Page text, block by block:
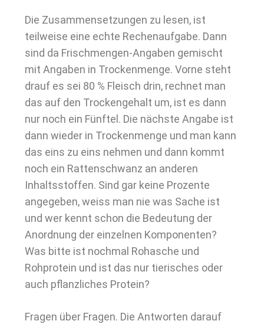
Die Zusammensetzungen zu lesen, ist
teilweise eine echte Rechenaufgabe. Dann
sind da Frischmengen-Angaben gemischt
mit Angaben in Trockenmenge. Vorne steht
drauf es sei 80 % Fleisch drin, rechnet man
das auf den Trockengehalt um, ist es dann
nur noch ein Fünftel. Die nächste Angabe ist
dann wieder in Trockenmenge und man kann
das eins zu eins nehmen und dann kommt
noch ein Rattenschwanz an anderen
Inhaltsstoffen. Sind gar keine Prozente
angegeben, weiss man nie was Sache ist
und wer kennt schon die Bedeutung der
Anordnung der einzelnen Komponenten?
Was bitte ist nochmal Rohasche und
Rohprotein und ist das nur tierisches oder
auch pflanzliches Protein?
Fragen über Fragen. Die Antworten darauf